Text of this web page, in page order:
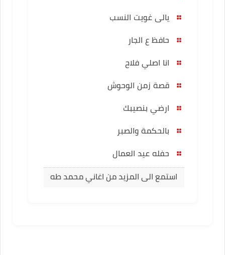
يالى غويت النسب
حافظ ع الجار
انا اصلي فلاح
قصة زمن الوحوش
ارضي بنصيبك
بالحكمة والصبر
حفله عيد العمال
استمع الى المزيد من اغاني محمد طه